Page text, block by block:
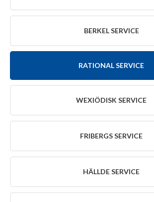
BERKEL SERVICE
RATIONAL SERVICE
WEXIÖDISK SERVICE
FRIBERGS SERVICE
HÄLLDE SERVICE